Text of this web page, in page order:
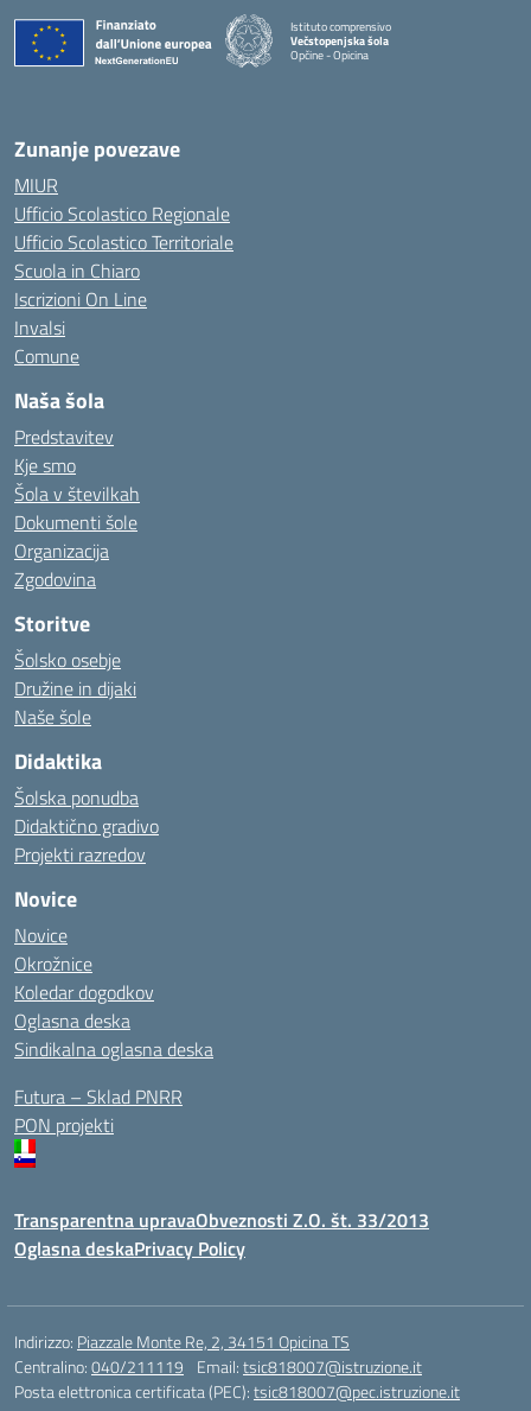
Istituto comprensivo
Večstopenjska šola
Opčine - Opicina
Zunanje povezave
MIUR
Ufficio Scolastico Regionale
Ufficio Scolastico Territoriale
Scuola in Chiaro
Iscrizioni On Line
Invalsi
Comune
Naša šola
Predstavitev
Kje smo
Šola v številkah
Dokumenti šole
Organizacija
Zgodovina
Storitve
Šolsko osebje
Družine in dijaki
Naše šole
Didaktika
Šolska ponudba
Didaktično gradivo
Projekti razredov
Novice
Novice
Okrožnice
Koledar dogodkov
Oglasna deska
Sindikalna oglasna deska
Futura – Sklad PNRR
PON projekti
Transparentna upravaObveznosti Z.O. št. 33/2013
Oglasna deskaPrivacy Policy
Indirizzo: Piazzale Monte Re, 2, 34151 Opicina TS
Centralino:040/211119 Email:tsic818007@istruzione.it
Posta elettronica certificata (PEC):tsic818007@pec.istruzione.it